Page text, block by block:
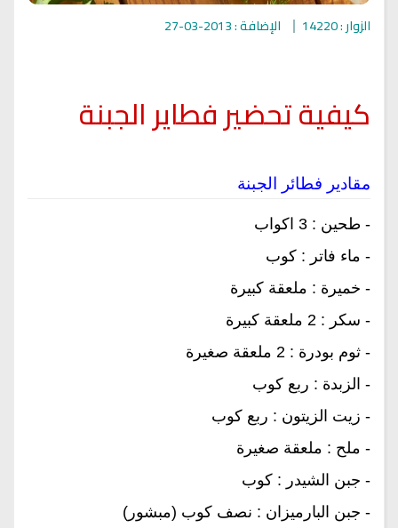
الزوار : 14220 الإضافة : 2013-03-27
كيفية تحضير فطاير الجبنة
مقادير فطائر الجبنة
- طحين : 3 اكواب
- ماء فاتر : كوب
- خميرة : ملعقة كبيرة
- سكر : 2 ملعقة كبيرة
- ثوم بودرة : 2 ملعقة صغيرة
- الزبدة : ربع كوب
- زيت الزيتون : ربع كوب
- ملح : ملعقة صغيرة
- جبن الشيدر : كوب
- جبن البارميزان : نصف كوب (مبشور)